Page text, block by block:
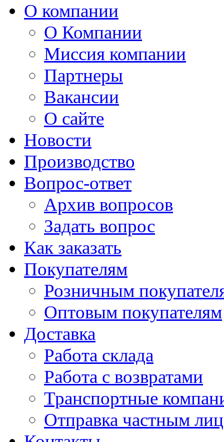
О компании
О Компании
Миссия компании
Партнеры
Вакансии
О сайте
Новости
Производство
Вопрос-ответ
Архив вопросов
Задать вопрос
Как заказать
Покупателям
Розничным
Оптовым покупателям
Доставка
Работа склада
Работа с возвратами
Транспортные
Отправка частным